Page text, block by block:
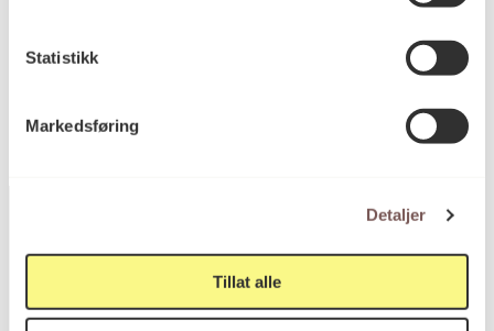
Statistikk
Markedsføring
Detaljer
Tillat alle
Reference
Postadresse